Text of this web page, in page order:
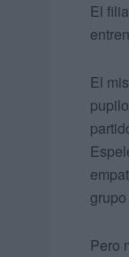
El
El
Pero